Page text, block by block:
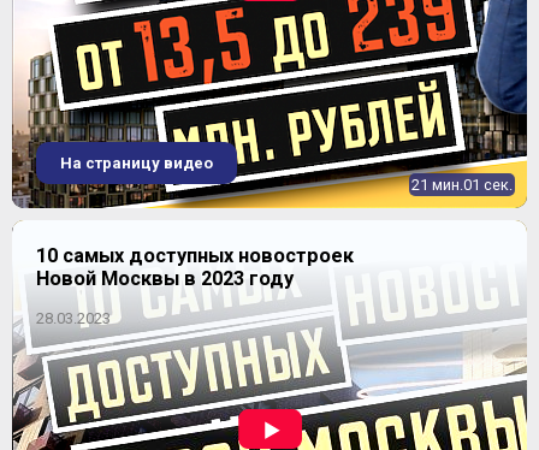
21 мин.01 сек.
На страницу видео
10 самых доступных новостроек
Новой Москвы в 2023 году
28.03.2023